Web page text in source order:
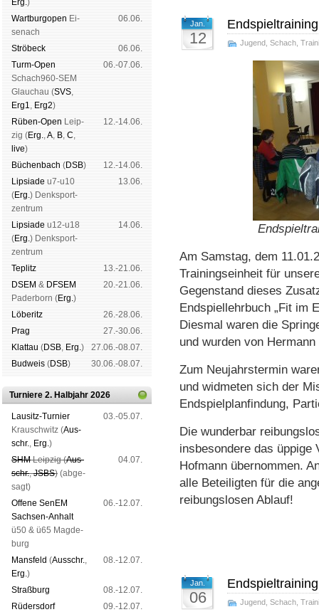
Erg.)
Wart­burg­open Ei­
se­nach
06.06.
Strö­beck
06.06.
Turm-Open
Schach960-SEM
Glau­chau (SVS,
Erg1, Erg2)
06.-07.06.
Rüben-Open Leip­
zig (Erg.,A, B, C,
live)
12.-14.06.
Büchen­bach (DSB)
12.-14.06.
Lipsiade u7-u10
(Erg.) Denk­sport­
zen­trum
13.06.
Lipsiade u12-u18
(Erg.) Denk­sport­
zen­trum
14.06.
Tep­litz
13.-21.06.
DSEM & DFSEM
Pader­born (Erg.)
20.-21.06.
Lö­be­ritz
26.-28.06.
Prag
27.-30.06.
Klat­tau (DSB, Erg.)
27.06.-08.07.
Bud­weis (DSB) 30.06.-08.07.
Turniere 2. Halbjahr 2026
Lau­sitz-Tur­nier
Krausch­witz (Aus­
schr., Erg.)
03.-05.07.
SHMLeip­zig (Aus­
schr.,JSBS) (ab­ge­
sagt)
04.07.
Offene SenEM
Sach­sen-An­halt
ü50 & ü65 Mag­de­
burg
06.-12.07.
Mans­feld (Aus­schr.,
Erg.)
08.-12.07.
Straß­burg
08.-12.07.
Rüders­dorf
09.-12.07.
Jan.
12 Jugend Schach
Am Samstag, dem
Trainingseinheit für
Gegenstand dieses
Endspiellehrbuch „Fit im
Diesmal waren die
und wurden von
Zum Neujahrstermin
und widmeten sich der
Endspielplanfindung,
Die wunderbar
insbesondere das üppige
Hofmann übernommen.
alle Beteiligten für die
reibungslosen Ablauf!
Jan.
06 Jugend Schach